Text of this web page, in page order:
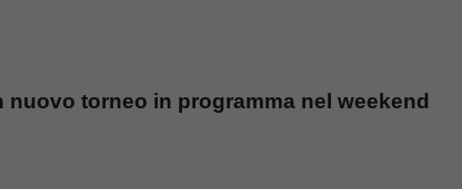
torneo in programma nel weekend